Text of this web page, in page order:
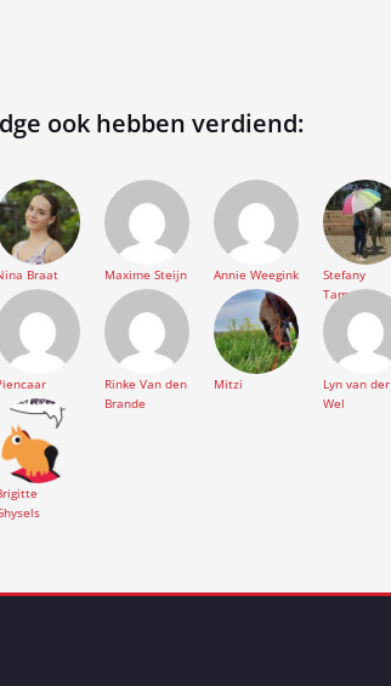
ook hebben verdiend:
Braat Maxime Steijn Annie Weegink
Stefany
Tamsyn
Rinke Van den
Brande
Mitzi
Lyn van der
Wel